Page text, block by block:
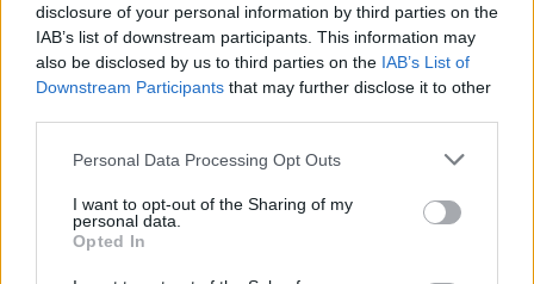
disclosure of your personal information by third parties on the
IAB’s list of downstream participants. This information may
also be disclosed by us to third parties on the IAB’s List of
Downstream Participants that may further disclose it to other
Personal Data Processing Opt Outs
I want to opt-out of the Sharing of my
personal data.
Opted In